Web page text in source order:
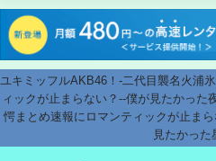
ユキミッフルAKB46！-二代目襲名火浦
ィックが止まらない？--僕が見たかった
愕まとめ速報にロマンティックが止ま
見たかった